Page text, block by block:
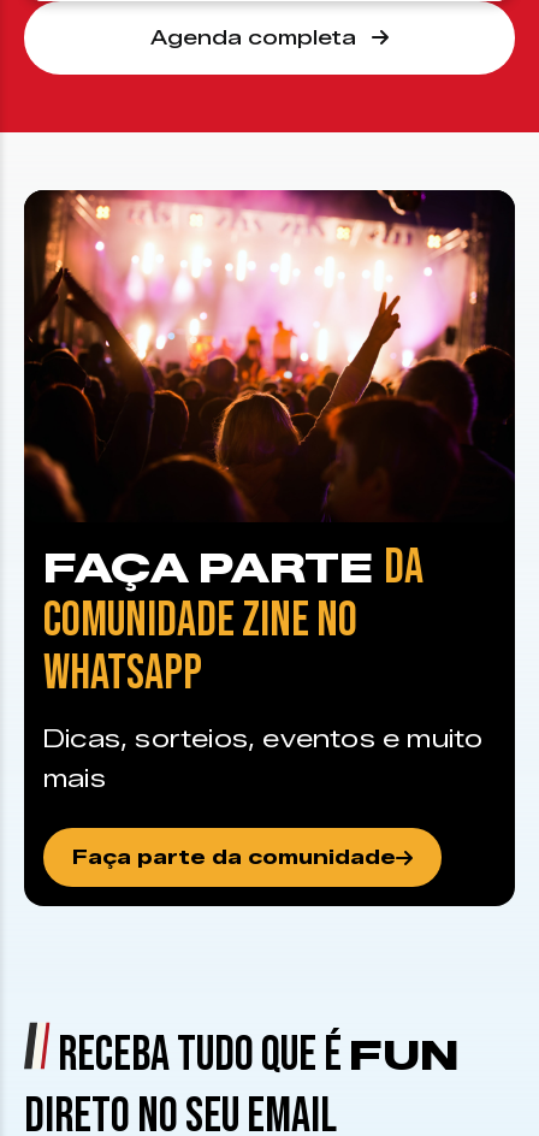
Agenda completa
FAÇA PARTE DA
COMUNIDADE ZINE NO
WHATSAPP
Dicas, sorteios, eventos e muito
mais
Faça parte da comunidade
RECEBA TUDO QUE É FUN
DIRETO NO SEU EMAIL